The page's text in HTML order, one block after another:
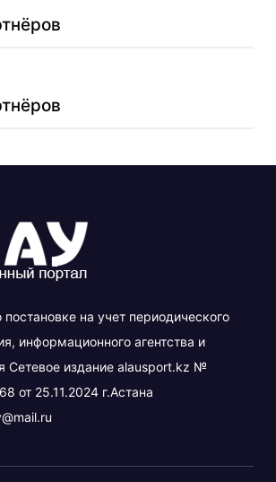
на учет периодического
информационного агентства и
Сетевое издание alausport.kz №
от 25.11.2024 г.Астана